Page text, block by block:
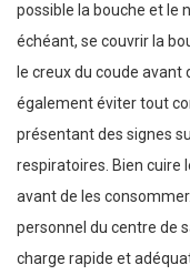
possible la bouche et le
échéant, se couvrir la
le creux du coude avant
également éviter tout
présentant des signes
respiratoires. Bien cuire
avant de les
personnel du centre de
charge rapide et